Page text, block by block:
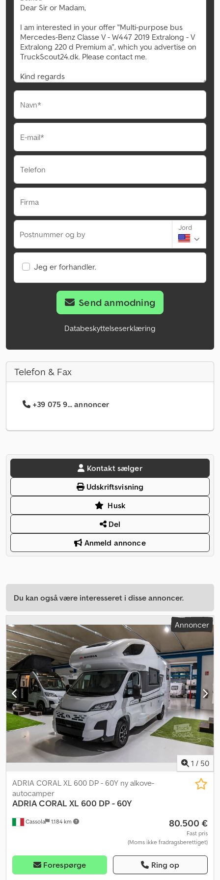
Navn*
E-mail*
Telefon
Firma
Postnummer og by
Jord
Jeg er forhandler.
Send anmodning
Databeskyttelseserklæring
Telefon & Fax
+39 075 9... annoncer
Kontakt sælger
Udskriftsvisning
Husk
Del
Anmeld annonce
Du kan også være interesseret i disse annoncer.
Annoncer
1 / 50
Cassola 1.184 km
ADRIA CORAL XL 600 DP - 60Y ny alkove-
autocamper
ADRIACORAL XL 600 DP - 60Y
80.500 €
Fast pris
(Moms ikke fradragsberettiget)
Forespørge Ring op